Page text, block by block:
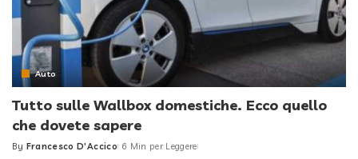
Auto
Tutto sulle Wallbox domestiche. Ecco quello
che dovete sapere
Posted
By Francesco D'Accico 6 Min per Leggere